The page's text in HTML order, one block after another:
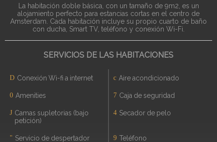
La habitación doble básica, con un tamaño de 9m2, es un
alojamiento perfecto para estancias cortas en el centro de
Amsterdam. Cada habitación incluye su propio cuarto de baño
con ducha, Smart TV, teléfono y conexión Wi-Fi.
SERVICIOS DE LAS HABITACIONES
Conexión Wi-fi a internet Aire acondicionado
Amenities Caja de seguridad
Camas supletorias (bajo
petición)
Secador de pelo
Servicio de despertador Teléfono